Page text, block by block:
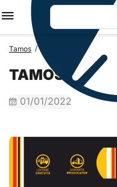
Tamos /
TAMOS -
01/01/2022